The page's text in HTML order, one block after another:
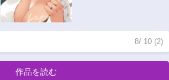
8/ 10 (2)
作品を読む